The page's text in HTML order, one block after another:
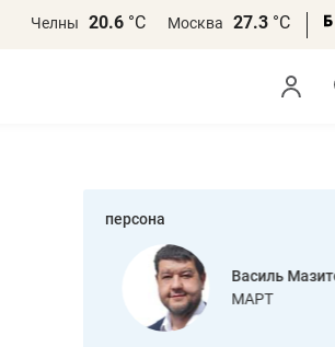
Челны 20.6 °С Москва 27.3 °С
персона
Василь Мазитов
МАРТ